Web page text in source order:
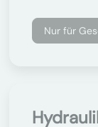
Nur für